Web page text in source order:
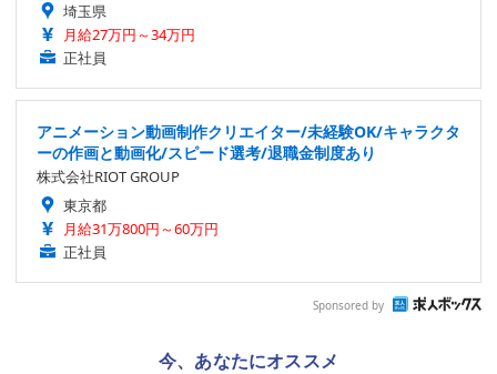
埼玉県
月給27万円～34万円
正社員
アニメーション動画制作クリエイター/未経験OK/キャラクタ
ーの作画と動画化/スピード選考/退職金制度あり
株式会社RIOT GROUP
東京都
月給31万800円～60万円
正社員
Sponsored by
今、あなたにオススメ